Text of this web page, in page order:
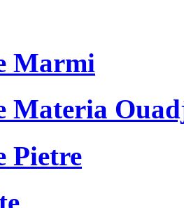
Marmi
Materia
Pietre